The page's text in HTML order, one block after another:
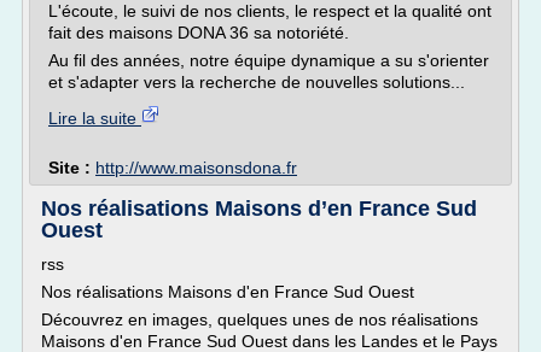
L'écoute, le suivi de nos clients, le respect et la qualité ont
fait des maisons DONA 36 sa notoriété.
Au fil des années, notre équipe dynamique a su s'orienter
et s'adapter vers la recherche de nouvelles solutions...
Lire la suite
Site : http://www.maisonsdona.fr
Nos réalisations Maisons d’en France Sud
Ouest
rss
Nos réalisations Maisons d'en France Sud Ouest
Découvrez en images, quelques unes de nos réalisations
Maisons d'en France Sud Ouest dans les Landes et le Pays